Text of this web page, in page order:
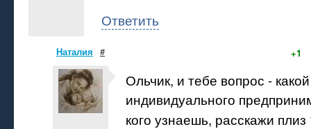
Ответить
Наталия # +1
Ольчик, и тебе вопрос -
индивидуального
кого узнаешь, расскажи плиз